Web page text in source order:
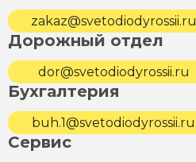
zakaz@svetodiodyrossii.ru
Дорожный отдел
dor@svetodiodyrossii.ru
Бухгалтерия
buh.1@svetodiodyrossii.ru
Сервис